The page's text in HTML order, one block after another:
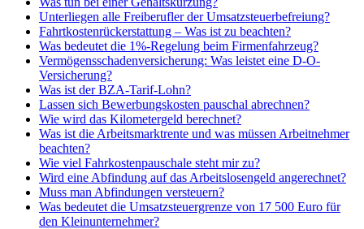
Unterliegen alle Freiberufler der Umsatzsteuerbefreiung?
Fahrtkostenrückerstattung – Was ist zu beachten?
Was bedeutet die 1%-Regelung beim Firmenfahrzeug?
Vermögensschadenversicherung: Was leistet eine D-O-
Versicherung?
Was ist der BZA-Tarif-Lohn?
Lassen sich Bewerbungskosten pauschal abrechnen?
Wie wird das Kilometergeld berechnet?
Was ist die Arbeitsmarktrente und was müssen Arbeitnehmer
beachten?
Wie viel Fahrkostenpauschale steht mir zu?
Wird eine Abfindung auf das Arbeitslosengeld angerechnet?
Muss man Abfindungen versteuern?
Was bedeutet die Umsatzsteuergrenze von 17 500 Euro für
den Kleinunternehmer?